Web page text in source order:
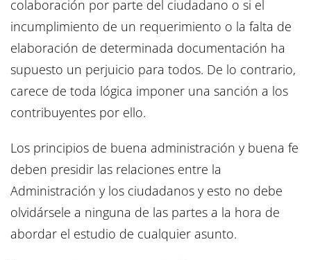
colaboración por parte del ciudadano o si el
incumplimiento de un requerimiento o la falta de
elaboración de determinada documentación ha
supuesto un perjuicio para todos. De lo contrario,
carece de toda lógica imponer una sanción a los
contribuyentes por ello.
Los principios de buena administración y buena fe
deben presidir las relaciones entre la
Administración y los ciudadanos y esto no debe
olvidársele a ninguna de las partes a la hora de
abordar el estudio de cualquier asunto.